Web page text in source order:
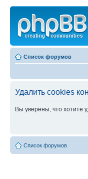
Список форумов
Удалить cookies
Вы уверены, что хотите
Список форумов